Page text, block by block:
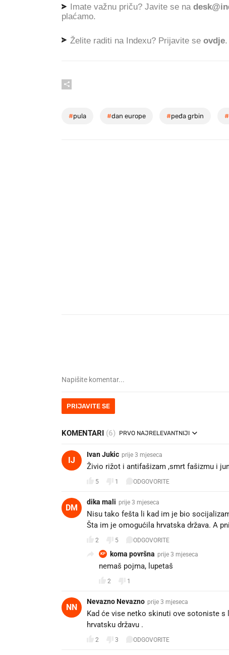
Imate važnu priču? Javite se na
plaćamo.
Želite raditi na Indexu? Prijavite se ovdje.
#pula #dan europe #peđa grbin #
PRIJAVITE SE
KOMENTARI (6) PRVO NAJRELEVANTNIJI
IJ
Ivan Jukic prije 3 mjeseca
Živio rižot i antifašizam ,smrt fašizmu i
5 1 ODGOVORITE
DM
dika mali prije 3 mjeseca
Nisu tako fešta li kad im je bio
Šta im je omogućila hrvatska država. A
2 5 ODGOVORITE
KP koma površna prije 3 mjeseca
nemaš pojma, lupetaš
2 1
NN
Nevazno Nevazno prije 3 mjeseca
Kad će vise netko skinuti ove sotoniste
hrvatsku državu .
2 3 ODGOVORITE